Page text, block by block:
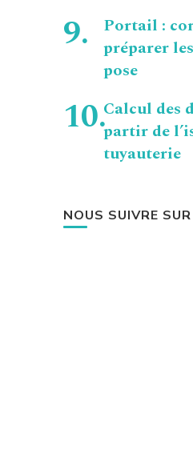
Portail :
préparer
pose
Calcul des
partir de
tuyauterie
NOUS SUIVRE